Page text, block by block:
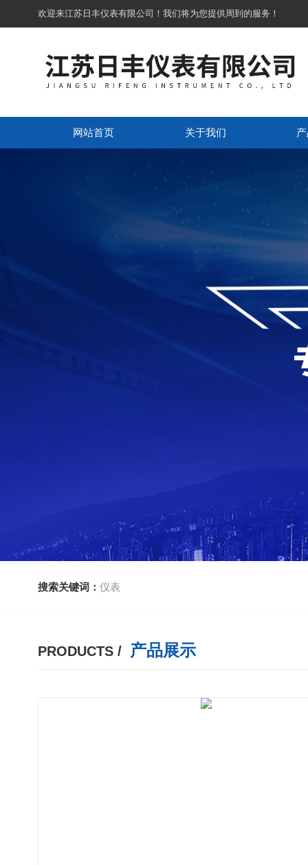
欢迎来江苏日丰仪表有限公司！我们将为您提供周到的服务！
网站首页 关于我们
搜索关键词： 仪表
PRODUCTS / 产品展示